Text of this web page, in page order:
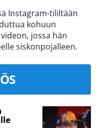
Instagram-tililtään
kohuun
jossa hän
siskonpojalleen.